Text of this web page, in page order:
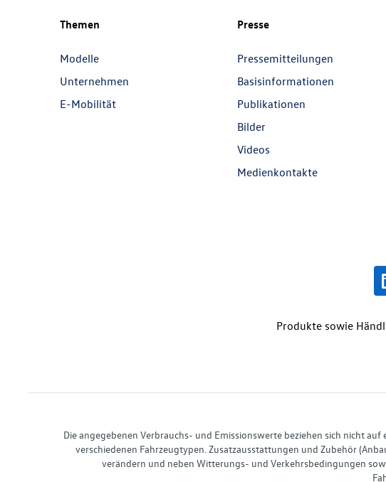
Themen
Modelle
Unternehmen
E-Mobilität
Presse
Pressemitteilungen
Basisinformationen
Publikationen
Bilder
Videos
Medienkontakte
Produkte sowie
Die angegebenen Verbrauchs- und Emissionswerte beziehen sich nicht
verschiedenen Fahrzeugtypen. Zusatzausstattungen und Zubehör
verändern und neben Witterungs- und Verkehrsbedingungen